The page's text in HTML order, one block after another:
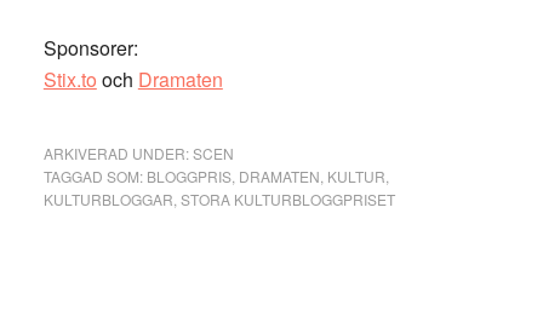
Sponsorer:
Stix.to och Dramaten
ARKIVERAD UNDER:SCEN
TAGGAD SOM: BLOGGPRIS, DRAMATEN KULTUR
KULTURBLOGGAR STORA KULTURBLOGGPRISET